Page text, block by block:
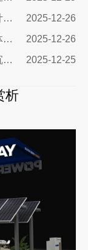
美国能源展设计搭建企业：中励展览设计搭建公司
2025-12-26
德国展台制作搭建公司：打造卓越展览体验的专业选择
2025-12-26
西欧沉浸式展台搭建公司：打造全方位沉浸式展览体验
2025-12-25
析